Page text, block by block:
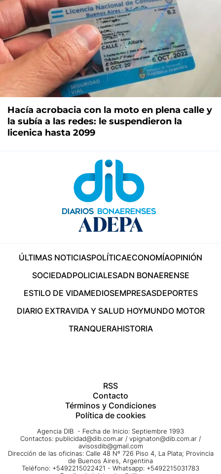
Hacía acrobacia con la moto en plena calle y
la subía a las redes: le suspendieron la
licenica hasta 2099
ÚLTIMAS NOTICIASPOLÍTICAECONOMÍAOPINIÓN
SOCIEDADPOLICIALESADN BONAERENSE
ESTILO DE VIDAMEDIOSEMPRESASDEPORTES
DIARIO EXTRAVIDA Y SALUD HOYMUNDO MOTOR
TRANQUERAHISTORIA
RSS
Contacto
Términos y Condiciones
Política de cookies
Agencia DIB - Fecha de Inicio: Septiembre 1993
Contactos: publicidad@dib.com.ar / vpignaton@dib.com.ar /
avisosdib@gmail.com
Dirección de las oficinas: Calle 48 Nº 726 Piso 4, La Plata; Provincia
de Buenos Aires, Argentina
Teléfono: +5492215022421 - Whatsapp: +5492215031783